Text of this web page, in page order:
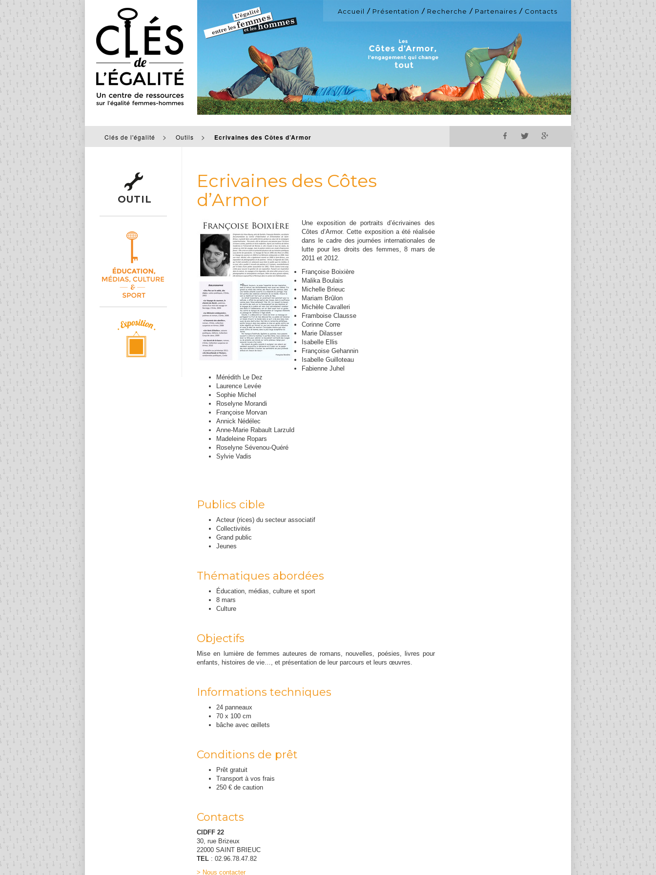
Accueil Présentation Recherche Partenaires Contacts
Clés de l'égalité > Outils > Ecrivaines des Côtes d’Armor
OUTIL
Ecrivaines des Côtes
d’Armor
Une exposition de portraits d’écrivaines des
Côtes d’Armor. Cette exposition a été réalisée
dans le cadre des journées internationales de
lutte pour les droits des femmes, 8 mars de
2011 et 2012.
Françoise Boixière
Malika Boulais
Michelle Brieuc
Mariam Brûlon
Michèle Cavalleri
Framboise Clausse
Corinne Corre
Marie Dilasser
Isabelle Ellis
Françoise Gehannin
Isabelle Guilloteau
Fabienne Juhel
Mérédith Le Dez
Laurence Levée
Sophie Michel
Roselyne Morandi
Françoise Morvan
Annick Nédélec
Anne-Marie Rabault Larzuld
Madeleine Ropars
Roselyne Sévenou-Quéré
Sylvie Vadis
Publics cible
Acteur (rices) du secteur associatif
Collectivités
Grand public
Jeunes
Thématiques abordées
Éducation, médias, culture et sport
8 mars
Culture
Objectifs
Mise en lumière de femmes auteures de romans, nouvelles, poésies, livres pour
enfants, histoires de vie…, et présentation de leur parcours et leurs œuvres.
Informations techniques
24 panneaux
70 x 100 cm
bâche avec œillets
Conditions de prêt
Prêt gratuit
Transport à vos frais
250 € de caution
Contacts
CIDFF 22
30, rue Brizeux
22000 SAINT BRIEUC
TEL : 02.96.78.47.82
> Nous contacter